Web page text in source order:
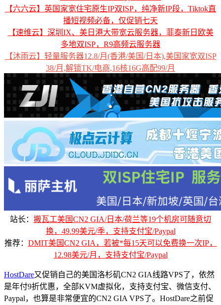
【六六云】英国家宽住宅原生IP双ISP，纯净新IP段，Tiktok直
播短视频必备，仅促销七天
【速维云】深圳IX、美日港大带宽云服务器，菲泰新日欧美
多地双ISP，R9高频云服务器
【沐雨云】轻量服务器12.8/月(香港/美国/日本),美国家宽双ISP
38/月,解锁TK/电商,16核16G高配99/月
站长： 搬瓦工美国CN2 GIA/日本/荷兰等19个机房可随意切
换，49.99美元/季，支持支付宝/Paypal
推荐： DMIT美国CN2 GIA，若被*每15天可以免费换一次IP，
12.98美元/月，支持支付宝/Paypal
HostDare又促销自己的美国洛杉矶CN2 GIA线路VPS了，依然
是年付9折优惠，全部KVM虚拟化，支持支付宝、微信支付、
Paypal，也算是非常便宜的CN2 GIA VPS了。HostDare之前促